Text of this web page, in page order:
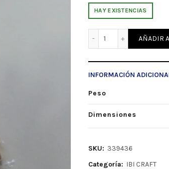
HAY EXISTENCIAS
Rollo Foil Glitter
AÑADIR
INFORMACIÓN
Peso
Dimensiones
SKU: 339436
Categoría: IBI CRAFT